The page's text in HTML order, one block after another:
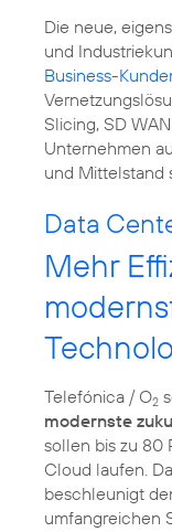
Die neue,
und
Business-
Slicing, SD
Unternehmen
und Mittelstand
Data
Mehr
Telefónica / O2
modernste
sollen bis zu 80
Cloud laufen.
beschleunigt
umfangreichen